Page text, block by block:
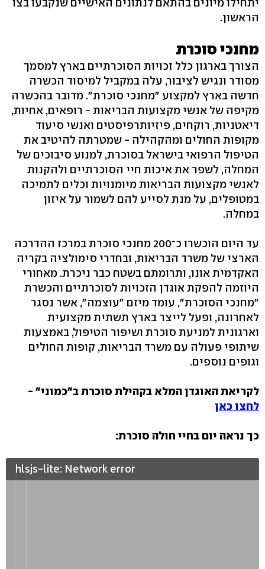
יתחילו מיונים בהתאם לנתונים האישיים שנקבעו בצו
הראשון.
מחנכי סוכרת
הצורך בארגון כלל זכויות הסוכרתיים בארץ למסמך
מסודר ונגיש לציבור, עלה במקביל למיסוד הכשרה
חדשה בארץ למקצוע "מחנכי סוכרת". מדובר בהכשרה
מקיפה של אנשי מקצועות הבריאות - רופאים, אחיות,
דיאטניות, רוקחים, פיזיותרפיסטים ואנשי סיעוד
מקופות החולים ומהקהילה - שמטרתה להיטיב את
הטיפול הרפואי בישראל בסוכרת, למנוע סיבוכים של
המחלה, לשפר את איכות חיי הסוכרתיים ולהקנות
לאנשי מקצועות הבריאות מיומנויות וכלים לתמיכה
במטופלים, על מנת לסייע להם לשמור על איזון
במחלה.
עד היום הוכשרו כ־200 מחנכי סוכרת במרכז ההדרכה
הארצי של משרד הבריאות, ובחדרי סימולציה בקריה
האקדמית אונו, ותרומתם בשטח כבר ניכרת. מאחורי
היוזמה להפקת אוגדן הזכויות לסוכרתיים והכשרת
"מחנכי הסוכרת", עומד מיזם "עוצמה", אשר נסגר
לאחרונה, ופעל לייצר בארץ תשתית מקצועית
וארגונית למניעת סוכרת ושיפור הטיפול, באמצעות
שיתופי פעולה עם משרד הבריאות, קופות החולים
וגופים נוספים.
לקריאת האוגדן המלא בקהילת סוכרת ב"כמוני" -
לחצו כאן
כך נראה יום בחיי חולה סוכרת:
hlsjs-lite: Network error